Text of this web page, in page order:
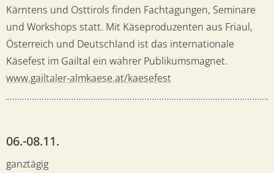
Kärntens und Osttirols finden Fachtagungen, Seminare
und Workshops statt. Mit Käseproduzenten aus Friaul,
Österreich und Deutschland ist das internationale
Käsefest im Gailtal ein wahrer Publikumsmagnet.
www.gailtaler-almkaese.at/kaesefest
06.-08.11.
ganztägig